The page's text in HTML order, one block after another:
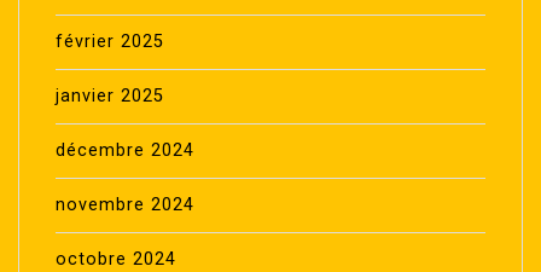
février 2025
janvier 2025
décembre 2024
novembre 2024
octobre 2024